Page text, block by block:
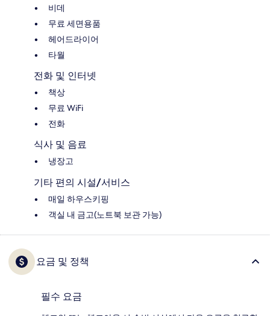
비데
무료 세면용품
헤어드라이어
타월
전화 및 인터넷
책상
무료 WiFi
전화
식사 및 음료
냉장고
기타 편의 시설/서비스
매일 하우스키핑
객실 내 금고(노트북 보관 가능)
요금 및 정책
필수 요금